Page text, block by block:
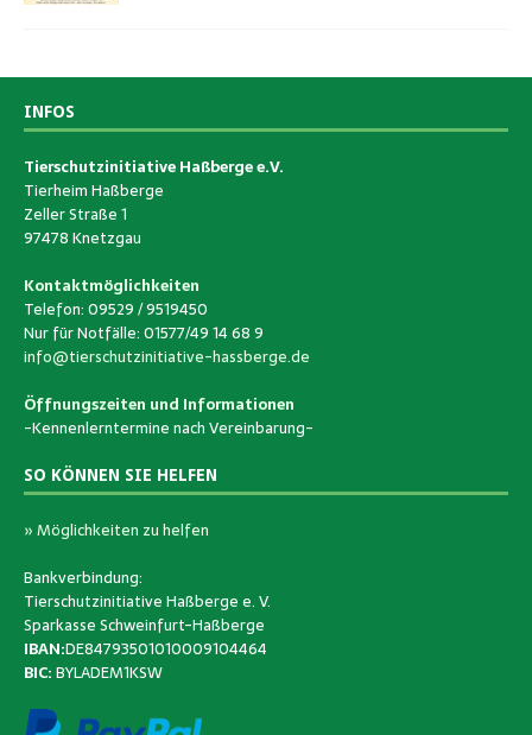
INFOS
Tierschutzinitiative Haßberge e.V.
Tierheim Haßberge
Zeller Straße 1
97478 Knetzgau
Kontaktmöglichkeiten
Telefon: 09529 / 9519450
Nur für Notfälle: 01577/49 14 68 9
info@tierschutzinitiative-hassberge.de
Öffnungszeiten und Informationen
-Kennenlerntermine nach Vereinbarung-
SO KÖNNEN SIE HELFEN
» Möglichkeiten zu helfen
Bankverbindung:
Tierschutzinitiative Haßberge e. V.
Sparkasse Schweinfurt-Haßberge
IBAN:DE84793501010009104464
BIC:BYLADEM1KSW